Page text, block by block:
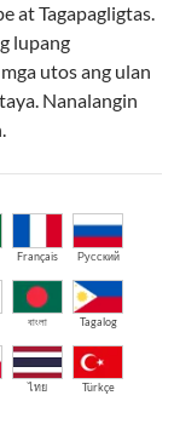
at Tagapagligtas.
lupang
utos ang ulan
Nanalangin
Français Русский
বাংলা Tagalog
ไทย Türkçe